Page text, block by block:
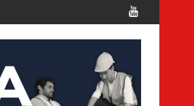
de migrantes en el sur de Florida, tras
el país busca extraditar a sus